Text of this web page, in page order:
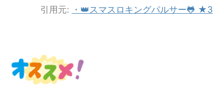
引用元: ・👑スマスロキングパルサー🐸 ★3